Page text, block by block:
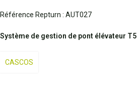
Référence Repturn : AUT027
Système de gestion de pont élévateur T5
CASCOS